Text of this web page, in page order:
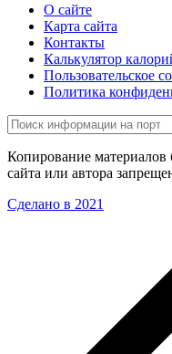
О сайте
Карта сайта
Контакты
Калькулятор
Пользовательское
Политика
Копирование материалов
сайта или автора
Сделано в 2021